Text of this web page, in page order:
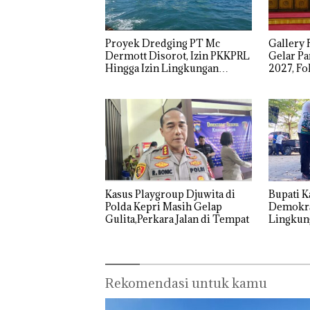
Proyek Dredging PT Mc
Dermott Disorot, Izin PKKPRL
Hingga Izin Lingkungan
Gallery
Gelar
2027,
Kasus Playgroup Djuwita di
Polda Kepri Masih Gelap
Gulita,Perkara Jalan di Tempat
Bupati
Rekomendasi untuk kamu
Kemerdekaa
n dengan
“Flavours of
Nusantara”
di Grand
Mercure
PT
McDermott
Indonesia,
KSOP
Khusus
Batam
Ada di BP
Batam
Polsek
Lubuk
Anak
Hak